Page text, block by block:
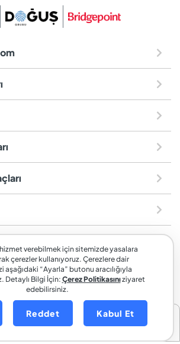
A.Ş. markasıdır.
verebilmek için sitemizde yasalara
çerezler kullanıyoruz. Çerezlere dair
aşağıdaki “Ayarla” butonu aracılığıyla
Detaylı Bilgi İçin: Çerez Politikasınıziyaret
edebilirsiniz.
Reddet
Kabul Et
Sağlık Sigortası Teklif Al